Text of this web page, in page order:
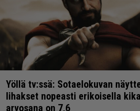
Yöllä tv:ssä: Sotaelokuvan
lihakset nopeasti erikoisella
arvosana on 7,6